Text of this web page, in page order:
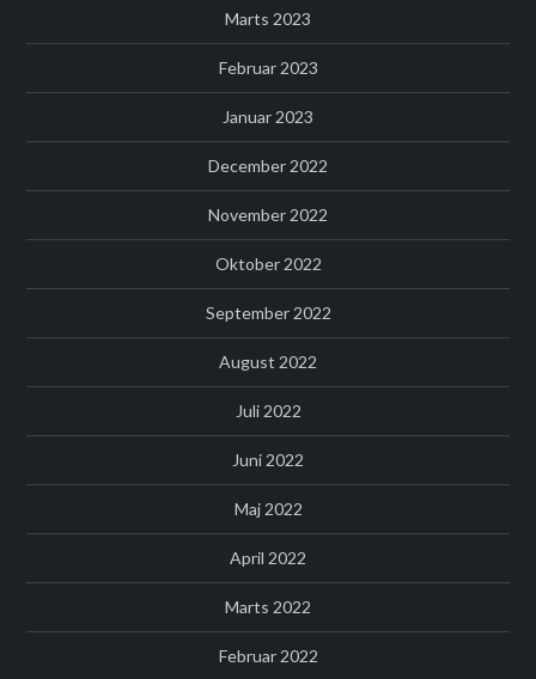
Marts 2023
Februar 2023
Januar 2023
December 2022
November 2022
Oktober 2022
September 2022
August 2022
Juli 2022
Juni 2022
Maj 2022
April 2022
Marts 2022
Februar 2022